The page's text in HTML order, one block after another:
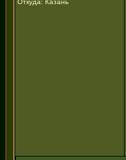
Откуда: Казань